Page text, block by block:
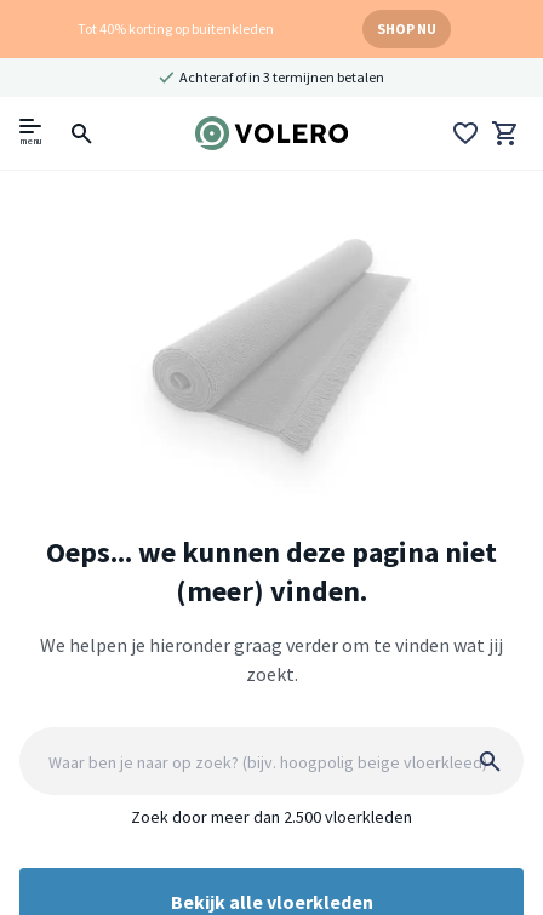
Tot 40% korting op buitenkleden SHOP NU
Achteraf of in 3 termijnen betalen
menu
Oeps... we kunnen deze pagina niet
(meer) vinden.
We helpen je hieronder graag verder om te vinden wat jij
zoekt.
Zoek door meer dan 2.500 vloerkleden
Bekijk alle vloerkleden